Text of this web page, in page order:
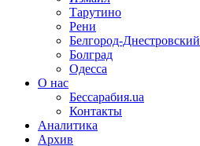
Тарутино
Рени
Белгород-Днестровский
Болград
Одесса
О нас
Бессарабия.ua
Контакты
Аналитика
Архив